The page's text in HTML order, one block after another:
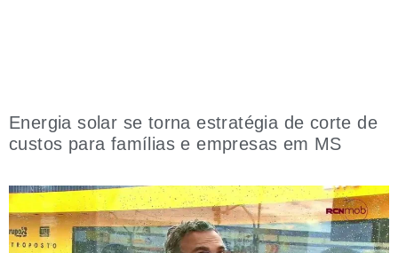
Energia solar se torna estratégia de corte de
custos para famílias e empresas em MS